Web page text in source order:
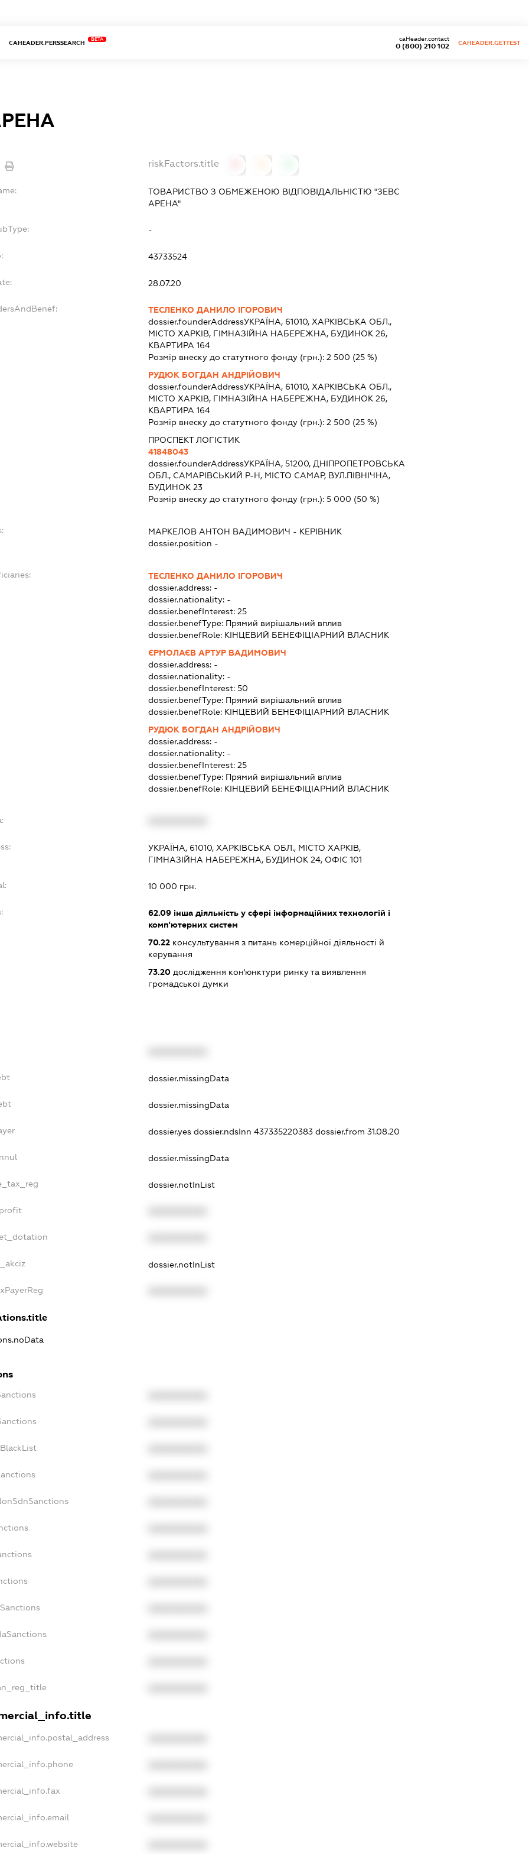
CAHEADER.PERSSEARCH
BETA
0 (800) 210 102
caHeader.contact
CAHEADER.GETTEST
riskFactors.title
ТОВАРИСТВО З ОБМЕЖЕНОЮ ВІДПОВІДАЛЬНІСТЮ "ЗЕВС
АРЕНА"
-
43733524
28.07.20
ТЕСЛЕНКО ДАНИЛО ІГОРОВИЧ
dossier.founderAddressУКРАЇНА, 61010, ХАРКІВСЬКА ОБЛ.,
МІСТО ХАРКІВ, ГІМНАЗІЙНА НАБЕРЕЖНА, БУДИНОК 26,
КВАРТИРА 164
Розмір внеску до статутного фонду (грн.): 2 500 (25 %)
РУДЮК БОГДАН АНДРІЙОВИЧ
dossier.founderAddressУКРАЇНА, 61010, ХАРКІВСЬКА ОБЛ.,
МІСТО ХАРКІВ, ГІМНАЗІЙНА НАБЕРЕЖНА, БУДИНОК 26,
КВАРТИРА 164
Розмір внеску до статутного фонду (грн.): 2 500 (25 %)
ПРОСПЕКТ ЛОГІСТИК
41848043
dossier.founderAddressУКРАЇНА, 51200, ДНІПРОПЕТРОВСЬКА
ОБЛ., САМАРІВСЬКИЙ Р-Н, МІСТО САМАР, ВУЛ.ПІВНІЧНА,
БУДИНОК 23
Розмір внеску до статутного фонду (грн.): 5 000 (50 %)
МАРКЕЛОВ АНТОН ВАДИМОВИЧ - КЕРІВНИК
dossier.position -
ТЕСЛЕНКО ДАНИЛО ІГОРОВИЧ
dossier.address: -
dossier.nationality: -
dossier.benefInterest: 25
dossier.benefType: Прямий вирішальний вплив
dossier.benefRole: КІНЦЕВИЙ БЕНЕФІЦІАРНИЙ ВЛАСНИК
ЄРМОЛАЄВ АРТУР ВАДИМОВИЧ
dossier.address: -
dossier.nationality: -
dossier.benefInterest: 50
dossier.benefType: Прямий вирішальний вплив
dossier.benefRole: КІНЦЕВИЙ БЕНЕФІЦІАРНИЙ ВЛАСНИК
РУДЮК БОГДАН АНДРІЙОВИЧ
dossier.address: -
dossier.nationality: -
dossier.benefInterest: 25
dossier.benefType: Прямий вирішальний вплив
dossier.benefRole: КІНЦЕВИЙ БЕНЕФІЦІАРНИЙ ВЛАСНИК
УКРАЇНА, 61010, ХАРКІВСЬКА ОБЛ., МІСТО ХАРКІВ,
ГІМНАЗІЙНА НАБЕРЕЖНА, БУДИНОК 24, ОФІС 101
10 000 грн.
62.09інша діяльність у сфері інформаційних технологій і
комп'ютерних систем
70.22консультування з питань комерційної діяльності й
керування
73.20дослідження кон'юнктури ринку та виявлення
громадської думки
dossier.missingData
dossier.missingData
dossier.yes dossier.ndsInn 437335220383 dossier.from 31.08.20
dossier.missingData
dossier.notInList
dossier.notInList